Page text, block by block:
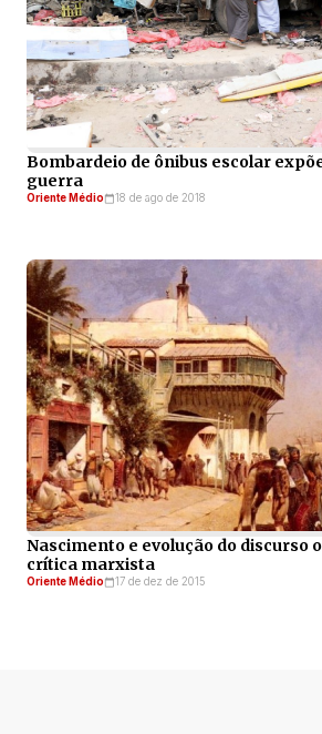
Bombardeio de ônibus escolar
guerra
Oriente Médio 18 de ago de 2018
Nascimento e evolução do discurso
crítica marxista
Oriente Médio 17 de dez de 2015